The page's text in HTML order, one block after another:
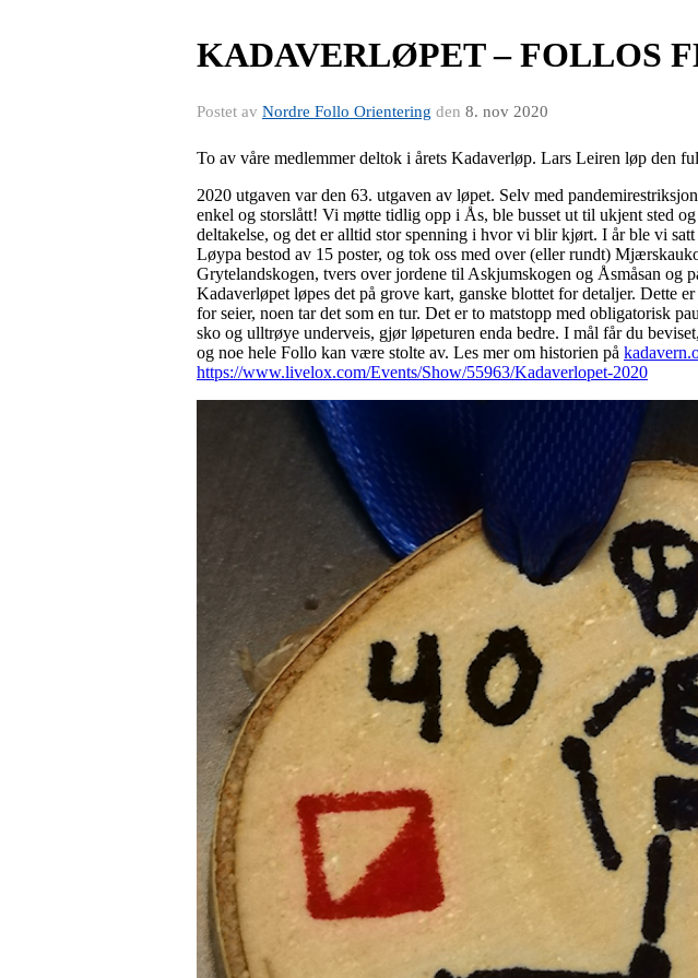
KADAVERLØPET – FOLLOS
Postet av Nordre Follo Orientering den 8. nov 2020
To av våre medlemmer deltok i årets Kadaverløp. Lars Leiren løp den
2020 utgaven var den 63. utgaven av løpet. Selv med
enkel og storslått! Vi møtte tidlig opp i Ås, ble busset ut til ukjent sted
deltakelse, og det er alltid stor spenning i hvor vi blir kjørt. I år ble vi
Løypa bestod av 15 poster, og tok oss med over (eller rundt)
Grytelandskogen, tvers over jordene til Askjumskogen og Åsmåsan
Kadaverløpet løpes det på grove kart, ganske blottet for detaljer. Dette
for seier, noen tar det som en tur. Det er to matstopp med obligatorisk
sko og ulltrøye underveis, gjør løpeturen enda bedre. I mål får du
og noe hele Follo kan være stolte av. Les mer om historien på
https://www.livelox.com/Events/Show/55963/Kadaverlopet-2020